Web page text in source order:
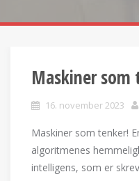
Maskiner som
16. november 2023
Maskiner som tenker!
algoritmenes
intelligens, som er